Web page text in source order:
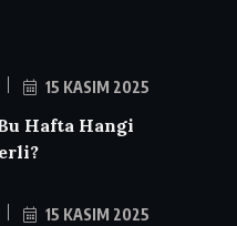
15 KASIM 2025
Hafta Hangi
15 KASIM 2025